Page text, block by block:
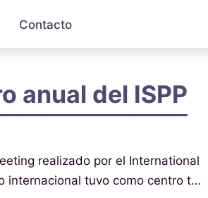
Contacto
anual del ISPP
realizado por el International
internacional tuvo como centro t…